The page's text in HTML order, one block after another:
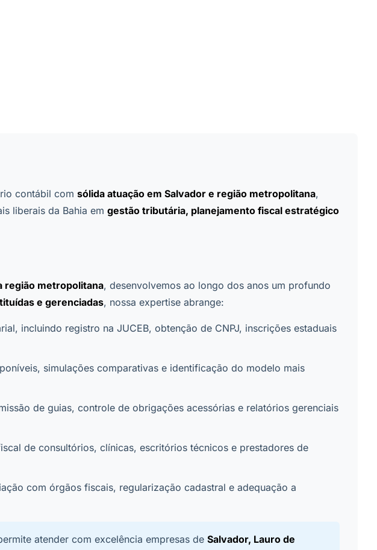
contábil com sólida atuação em Salvador e região metropolitana,
liberais da Bahia em gestão tributária, planejamento fiscal estratégico
região metropolitana, desenvolvemos ao longo dos anos um profundo
e gerenciadas, nossa expertise abrange:
incluindo registro na JUCEB, obtenção de CNPJ, inscrições estaduais
simulações comparativas e identificação do modelo mais
de guias, controle de obrigações acessórias e relatórios gerenciais
de consultórios, clínicas, escritórios técnicos e prestadores de
com órgãos fiscais, regularização cadastral e adequação a
atender com excelência empresas de Salvador, Lauro de